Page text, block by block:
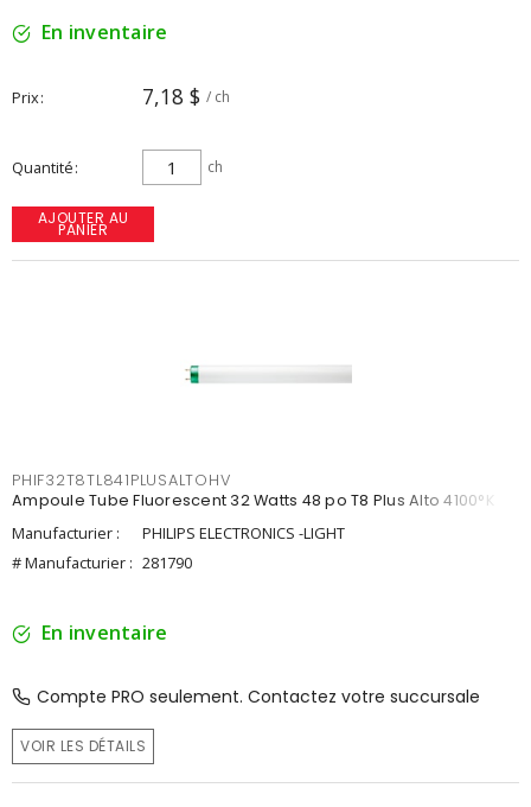
En inventaire
Prix 7,18 $ / ch
Quantité ch
AJOUTER AU
PANIER
PHIF32T8TL841PLUSALTOHV
Ampoule Tube Fluorescent 32 Watts 48 po T8 Plus Alto 4100°K
Manufacturier :
PHILIPS ELECTRONICS -LIGHT
# Manufacturier : 281790
En inventaire
Compte PRO seulement. Contactez votre succursale
VOIR LES DÉTAILS